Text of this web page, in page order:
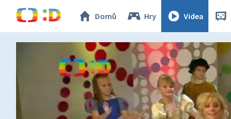
Domů Hry Videa